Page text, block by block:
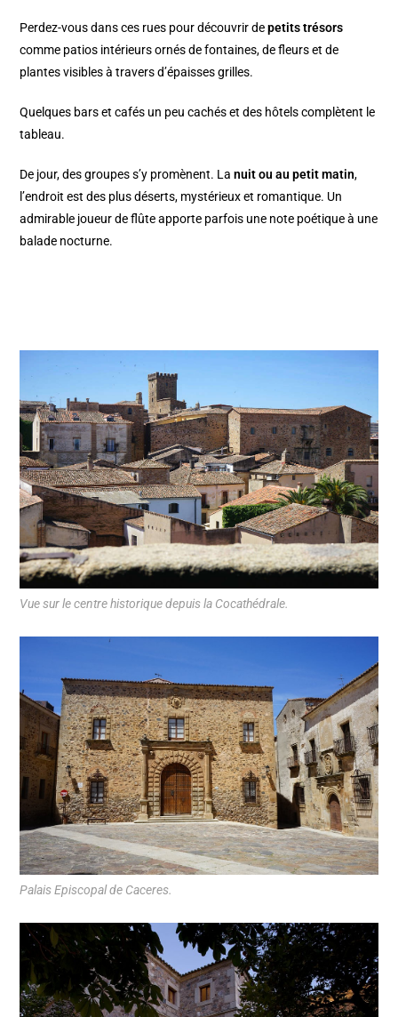
Perdez-vous dans ces rues pour découvrir depetits trésors
comme patios intérieurs ornés de fontaines, de fleurs et de
plantes visibles à travers d’épaisses grilles.
Quelques bars et cafés un peu cachés et des hôtels complètent le
tableau.
De jour, des groupes s’y promènent. La nuit ou au petit matin,
l’endroit est des plus déserts, mystérieux et romantique. Un
admirable joueur de flûte apporte parfois une note poétique à une
balade nocturne.
Vue sur le centre historique depuis la Cocathédrale.
Palais Episcopal de Caceres.